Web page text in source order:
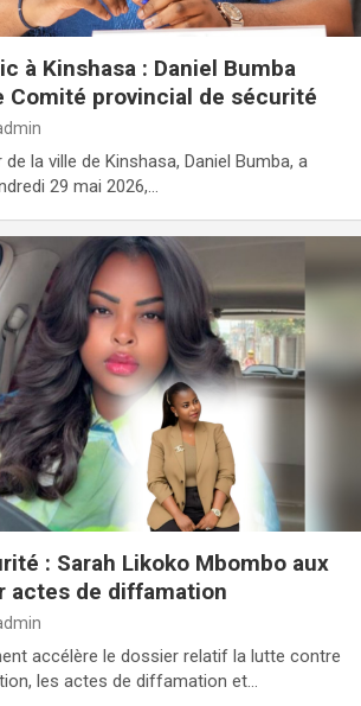
à Kinshasa : Daniel Bumba
Comité provincial de sécurité
la ville de Kinshasa, Daniel Bumba, a
29 mai 2026,…
: Sarah Likoko Mbombo aux
actes de diffamation
accélère le dossier relatif la lutte contre
les actes de diffamation et…